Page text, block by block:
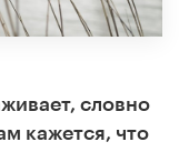
словно
кажется, что